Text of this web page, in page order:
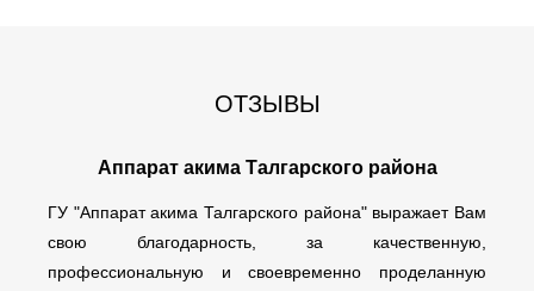
ОТЗЫВЫ
Аппарат акима Талгарского района
ГУ "Аппарат акима Талгарского района" выражает Вам
свою благодарность, за качественную,
профессиональную и своевременно проделанную